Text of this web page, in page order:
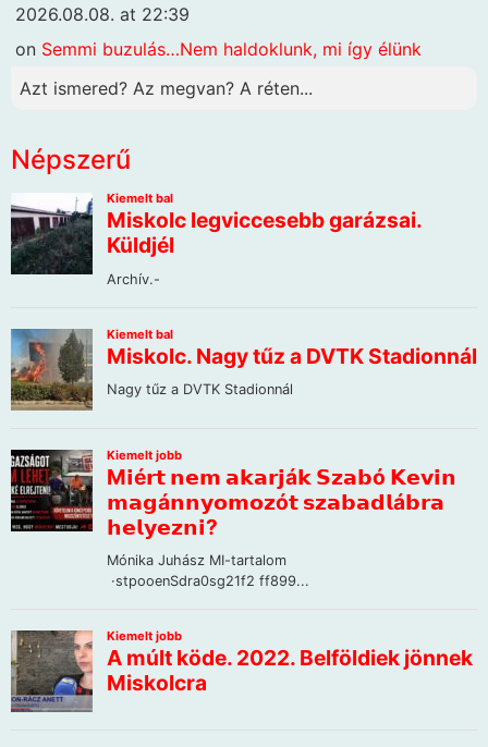
2026.08.08. at 22:39
on Semmi buzulás…Nem haldoklunk, mi így élünk
Azt ismered? Az megvan? A réten...
Népszerű